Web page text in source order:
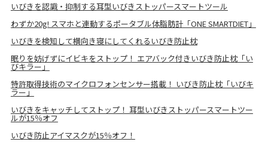
いびきを認識・抑制する耳型いびきストッパースマートツール
わずか20g! スマホと連動するポータブル体脂肪計「ONE SMARTDIET」
いびきを検知して横向き寝にしてくれるいびき防止枕
眠りを妨げずにイビキをストップ！ エアバック付きいびき防止枕「い
びキラー」
特許取得技術のマイクロフォンセンサー搭載！ いびき防止枕「いびキ
ラー」
いびきをキャッチしてストップ！ 耳型いびきストッパースマートツー
ルが15％オフ
いびき防止アイマスクが15％オフ！